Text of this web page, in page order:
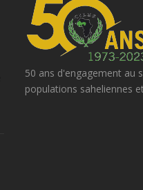
50 ans d'engagement au
populations saheliennes